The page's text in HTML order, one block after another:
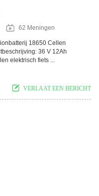
62 Meningen
18650 Cellen
36 V 12Ah
elektrisch fiets ...
VERLAAT EEN BERICHT